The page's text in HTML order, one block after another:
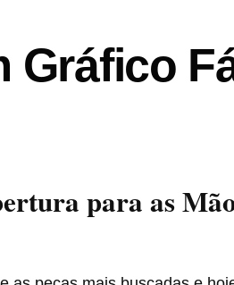
Gráfico
para as